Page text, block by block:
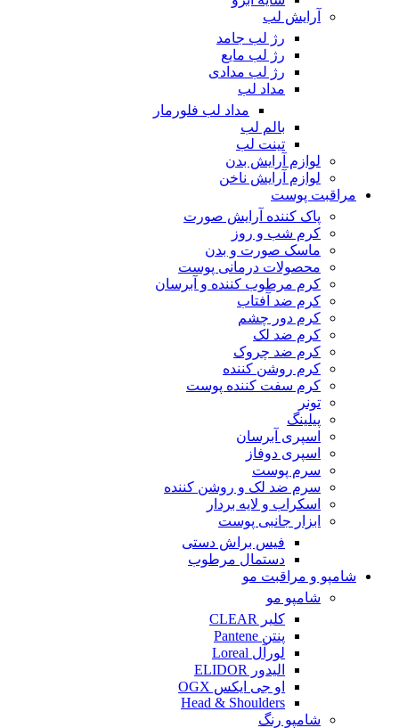
آرایش لب
رژ لب جامد
رژ لب مایع
رژ لب مدادی
مداد لب
مداد لب فلورمار
بالم لب
تینت لب
لوازم آرایش بدن
لوازم آرایش ناخن
مراقبت پوست
پاک کننده آرایش صورت
کرم شب و روز
ماسک صورت و بدن
محصولات درمانی پوست
کرم مرطوب کننده و آبرسان
کرم ضد آفتاب
کرم دور چشم
کرم ضد لک
کرم ضد چروک
کرم روشن کننده
کرم سفت کننده پوست
تونر
پیلینگ
اسپری آبرسان
اسپری دوفاز
سرم پوست
سرم ضد لک و روشن کننده
اسکراب و لایه بردار
ابزار جانبی پوست
فیس براش دستی
دستمال مرطوب
شامپو و مراقبت مو
شامپو مو
کلیر CLEAR
پنتن Pantene
لورآل Loreal
الیدور ELIDOR
او جی ایکس OGX
Head & Shoulders
شامپو رنگ